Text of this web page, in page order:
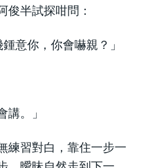
俊半試探咁問：
意你，你會嚇親？」
講。」
練習對白，靠住一步一